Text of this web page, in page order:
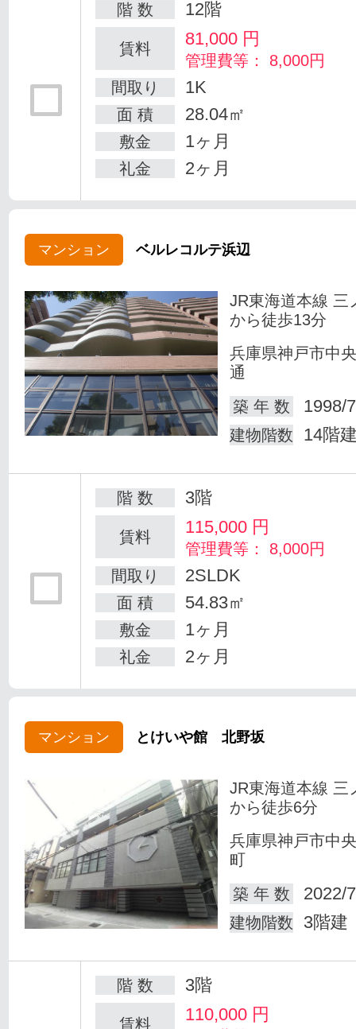
階 数 12階
賃料 81,000 円
管理費等： 8,000円
間取り
1K
面 積 28.04㎡
敷金 1ヶ月
礼金 2ヶ月
マンション ベルレコルテ浜辺
JR東海道本線 三
から徒歩13分
兵庫県神戸市中
通
築 年 数
1998/
建物階数 14階
階 数 3階
賃料 115,000 円
管理費等： 8,000円
間取り
2SLDK
面 積 54.83㎡
敷金 1ヶ月
礼金 2ヶ月
マンション とけいや館 北野坂
JR東海道本線 三
から徒歩6分
兵庫県神戸市中
町
築 年 数
2022/
建物階数 3階建
階 数 3階
賃料 110,000 円